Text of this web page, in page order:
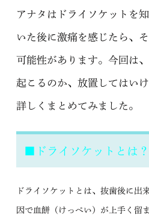
アナタはドライソケットを
いた後に激痛を感じたら、
可能性があります。今回は
起こるのか、放置してはい
詳しくまとめてみました。
■ドライソケットとは？
ドライソケットとは、抜歯後に出
因で血餅（けっぺい）が上手く留